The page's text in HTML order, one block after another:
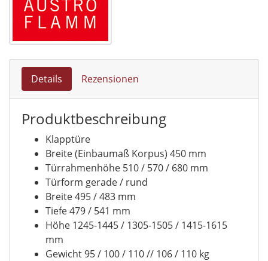
Details Rezensionen
Produktbeschreibung
Klapptüre
Breite (Einbaumaß Korpus) 450 mm
Türrahmenhöhe 510 / 570 / 680 mm
Türform gerade / rund
Breite 495 / 483 mm
Tiefe 479 / 541 mm
Höhe 1245-1445 / 1305-1505 / 1415-1615
mm
Gewicht 95 / 100 / 110 // 106 / 110 kg